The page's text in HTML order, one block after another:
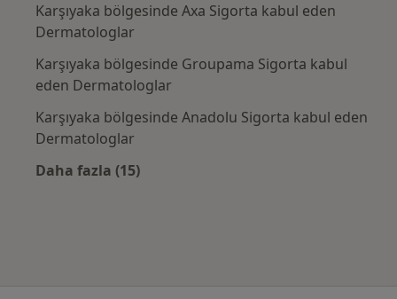
Karşıyaka bölgesinde Axa Sigorta kabul eden
Dermatologlar
Karşıyaka bölgesinde Groupama Sigorta kabul
eden Dermatologlar
Karşıyaka bölgesinde Anadolu Sigorta kabul eden
Dermatologlar
Daha fazla (15)